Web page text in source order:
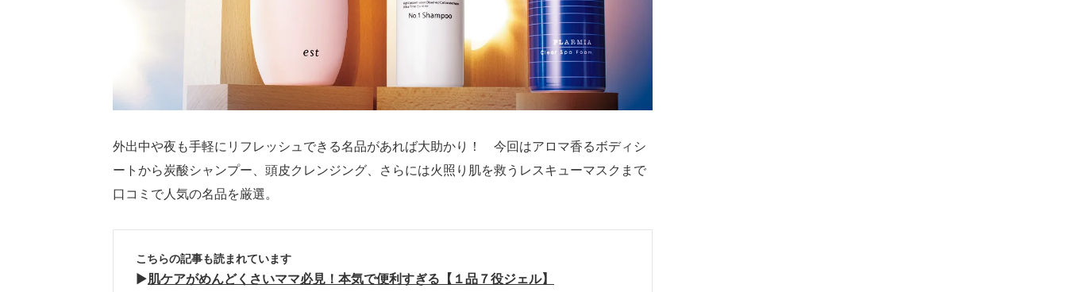
外出中や夜も手軽にリフレッシュできる名品があれば大助かり！ 今回はアロマ香るボディシ
ートから炭酸シャンプー、頭皮クレンジング、さらには火照り肌を救うレスキューマスクまで
口コミで人気の名品を厳選。
こちらの記事も読まれています
▶︎肌ケアがめんどくさいママ必見！本気で便利すぎる【１品７役ジェル】